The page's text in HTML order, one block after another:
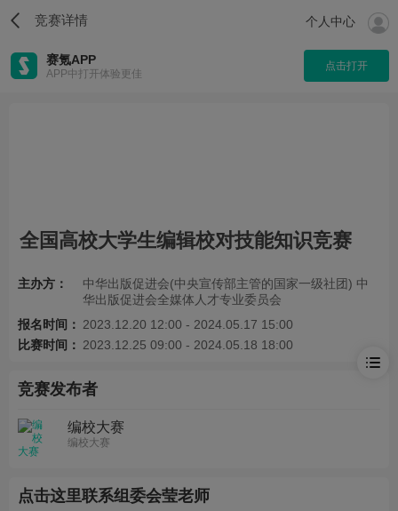
竞赛详情 个人中心
赛氪APP
APP中打开体验更佳
点击打开
全国高校大学生编辑校对技能知识竞赛
主办方：
中华出版促进会(中央宣传部主管的国家一级社团) 中
华出版促进会全媒体人才专业委员会
报名时间： 2023.12.20 12:00 - 2024.05.17 15:00
比赛时间： 2023.12.25 09:00 - 2024.05.18 18:00
竞赛发布者
编校大赛
编校大赛
点击这里联系组委会莹老师